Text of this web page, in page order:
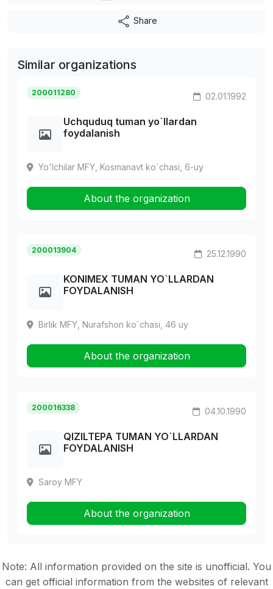
Share
Similar organizations
200011280 02.01.1992
Uchquduq tuman yo`llardan
foydalanish
Yo'lchilar MFY, Kosmanavt ko`chasi, 6-uy
About the organization
200013904 25.12.1990
KONIMEX TUMAN YO`LLARDAN
FOYDALANISH
Birlik MFY, Nurafshon ko`chasi, 46 uy
About the organization
200016338 04.10.1990
QIZILTEPA TUMAN YO`LLARDAN
FOYDALANISH
Saroy MFY
About the organization
Note: All information provided on the site is unofficial. You
can get official information from the websites of relevant